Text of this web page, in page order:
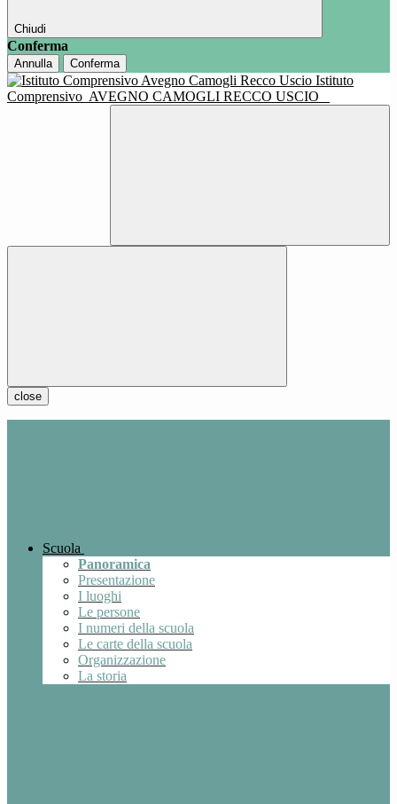
Chiudi
Conferma
Annulla Conferma
Istituto
Comprensivo AVEGNO CAMOGLI RECCO USCIO
close
Scuola
Panoramica
Presentazione
I luoghi
Le persone
I numeri della scuola
Le carte della scuola
Organizzazione
La storia